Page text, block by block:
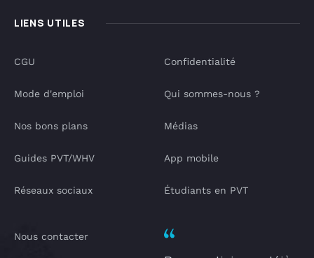
LIENS UTILES
CGU
Mode d'emploi
Nos bons plans
Guides PVT/WHV
Réseaux sociaux
Confidentialité
Qui sommes-nous ?
Médias
App mobile
Étudiants en PVT
Nous contacter